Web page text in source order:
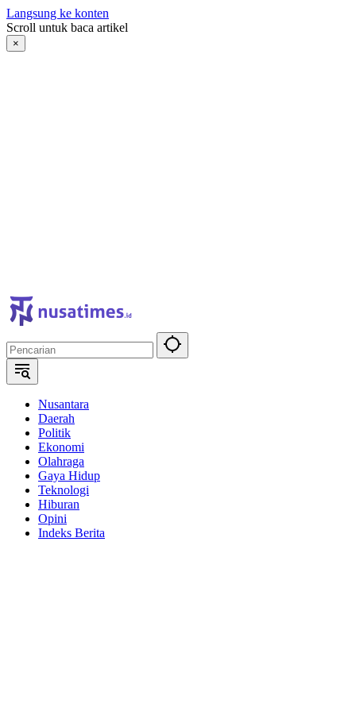
Langsung ke konten
Scroll untuk baca artikel
×
Nusantara
Daerah
Politik
Ekonomi
Olahraga
Gaya Hidup
Teknologi
Hiburan
Opini
Indeks Berita